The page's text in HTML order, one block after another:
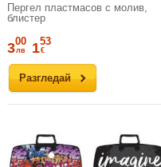
Пергел пластмасов с молив,
блистер
Разгледай
300
лв 153
€